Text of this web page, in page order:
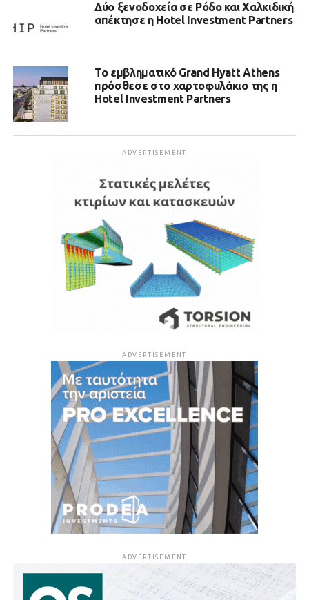
Δύο ξενοδοχεία σε Ρόδο και Χαλκιδική
απέκτησε η Hotel Investment Partners
Το εμβληματικό Grand Hyatt Athens
πρόσθεσε στο χαρτοφυλάκιο της η
Hotel Investment Partners
ADVERTISEMENT
ADVERTISEMENT
ADVERTISEMENT